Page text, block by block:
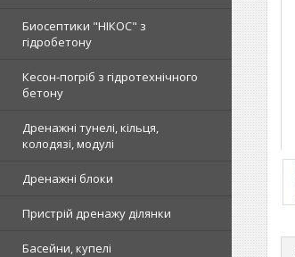
Биосептики "НІКОС" з
гідробетону
Кесон-погріб з гідротехнічного
бетону
Дренажні тунелі, кільця,
колодязі, модулі
Дренажні блоки
Пристрій дренажу ділянки
Басейни, купелі